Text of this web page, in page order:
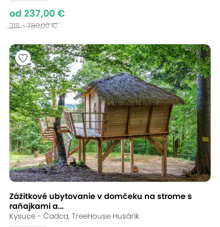
od 237,00 €
318 - 780,00 €
Zážitkové ubytovanie v domčeku na strome s
raňajkami a...
Kysuce - Čadca, TreeHouse Husárik